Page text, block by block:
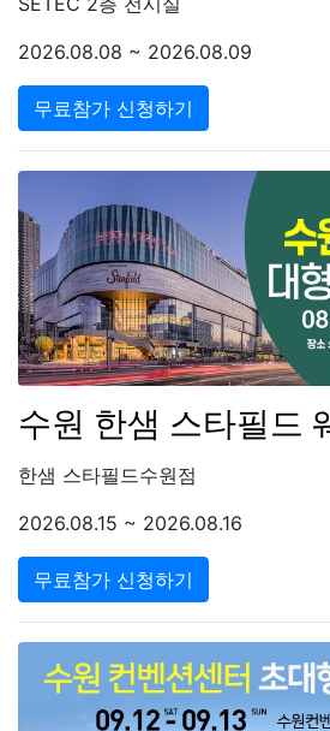
2026.08.08 ~ 2026.08.09
무료참가 신청하기
수원 한샘 스타필드
한샘 스타필드수원점
2026.08.15 ~ 2026.08.16
무료참가 신청하기